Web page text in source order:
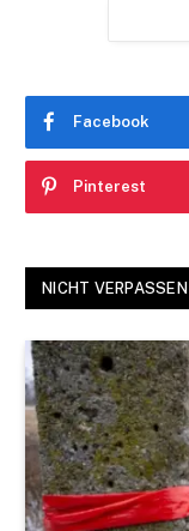
Facebook
Pinterest
NICHT VERPASSEN